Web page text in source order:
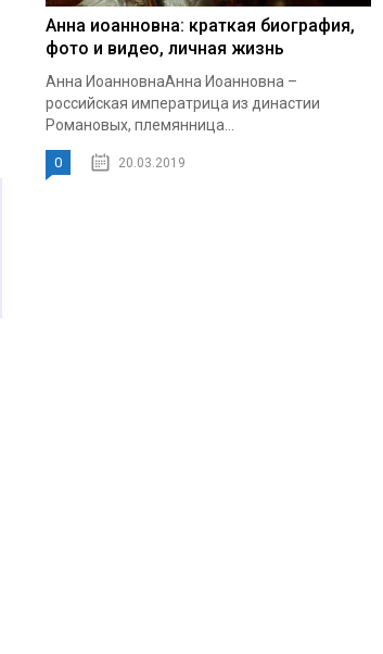
Анна иоанновна: краткая биография,
фото и видео, личная жизнь
Анна ИоанновнаАнна Иоанновна –
российская императрица из династии
Романовых, племянница...
0 20.03.2019